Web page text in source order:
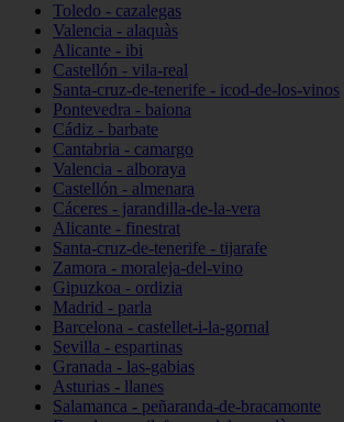
Toledo - cazalegas
Valencia - alaquàs
Alicante - ibi
Castellón - vila-real
Santa-cruz-de-tenerife - icod-de-los-vinos
Pontevedra - baiona
Cádiz - barbate
Cantabria - camargo
Valencia - alboraya
Castellón - almenara
Cáceres - jarandilla-de-la-vera
Alicante - finestrat
Santa-cruz-de-tenerife - tijarafe
Zamora - moraleja-del-vino
Gipuzkoa - ordizia
Madrid - parla
Barcelona - castellet-i-la-gornal
Sevilla - espartinas
Granada - las-gabias
Asturias - llanes
Salamanca - peñaranda-de-bracamonte